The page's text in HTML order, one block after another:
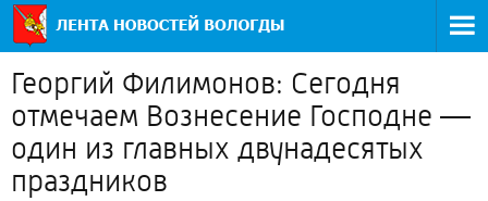
Георгий Филимонов: Сегодня
отмечаем Вознесение Господне —
один из главных двунадесятых
праздников